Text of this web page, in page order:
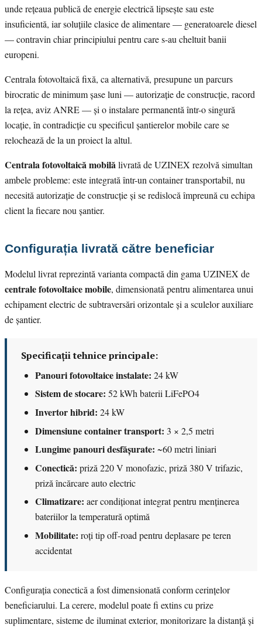
unde rețeaua publică de energie electrică lipsește sau este
insuficientă, iar soluțiile clasice de alimentare — generatoarele diesel
— contravin chiar principiului pentru care s-au cheltuit banii
europeni.
Centrala fotovoltaică fixă, ca alternativă, presupune un parcurs
birocratic de minimum șase luni — autorizație de construcție, racord
la rețea, aviz ANRE — și o instalare permanentă într-o singură
locație, în contradicție cu specificul șantierelor mobile care se
relochează de la un proiect la altul.
Centrala fotovoltaică mobilălivrată de UZINEX rezolvă simultan
ambele probleme: este integrată într-un container transportabil, nu
necesită autorizație de construcție și se redislocă împreună cu echipa
client la fiecare nou șantier.
Configurația livrată către beneficiar
Modelul livrat reprezintă varianta compactă din gama UZINEX de
centrale fotovoltaice mobile, dimensionată pentru alimentarea unui
echipament electric de subtraversări orizontale și a sculelor auxiliare
de șantier.
Specificații tehnice principale:
Panouri fotovoltaice instalate: 24 kW
Sistem de stocare: 52 kWh baterii LiFePO4
Invertor hibrid: 24 kW
Dimensiune container transport: 3 × 2,5 metri
Lungime panouri desfășurate: ~60 metri liniari
Conectică: priză 220 V monofazic, priză 380 V trifazic,
priză încărcare auto electric
Climatizare: aer condiționat integrat pentru menținerea
bateriilor la temperatură optimă
Mobilitate: roți tip off-road pentru deplasare pe teren
accidentat
Configurația conectică a fost dimensionată conform cerințelor
beneficiarului. La cerere, modelul poate fi extins cu prize
suplimentare, sisteme de iluminat exterior, monitorizare la distanță și